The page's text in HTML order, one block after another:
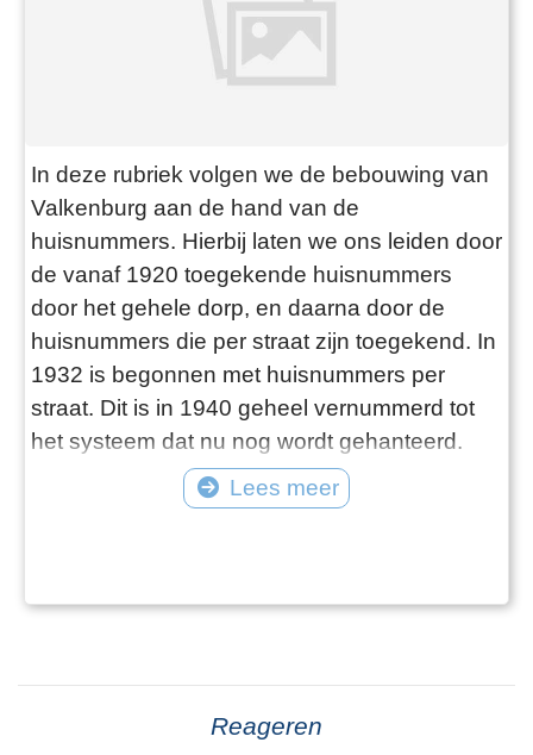
In deze rubriek volgen we de bebouwing van
Valkenburg aan de hand van de
huisnummers. Hierbij laten we ons leiden door
de vanaf 1920 toegekende huisnummers
door het gehele dorp, en daarna door de
huisnummers die per straat zijn toegekend. In
1932 is begonnen met huisnummers per
straat. Dit is in 1940 geheel vernummerd tot
het systeem dat nu nog wordt gehanteerd.
Aan de hand van de archieven volgen we de
wijzigingen zowel in de huisnummers als in de
Lees meer
Reageren